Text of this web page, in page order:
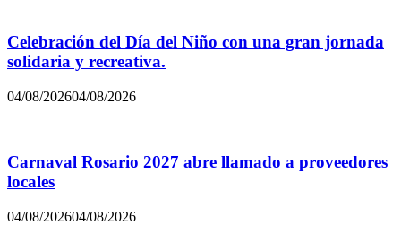
Celebración del Día del Niño con una gran jornada
solidaria y recreativa.
04/08/202604/08/2026
Carnaval Rosario 2027 abre llamado a proveedores
locales
04/08/202604/08/2026